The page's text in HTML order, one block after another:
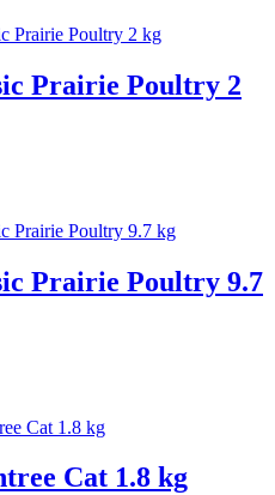
Prairie Poultry 2
Prairie Poultry 9.7
Cat 1.8 kg